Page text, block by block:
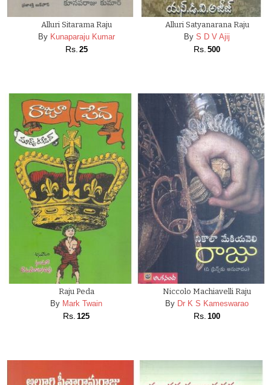
Alluri Sitarama Raju
By Kunaparaju Kumar
Rs. 25
Alluri Satyanarana Raju
By S D V Ajij
Rs. 500
Raju Peda
By Mark Twain
Rs. 125
Niccolo Machiavelli Raju
By Dr K S Kameswarao
Rs. 100